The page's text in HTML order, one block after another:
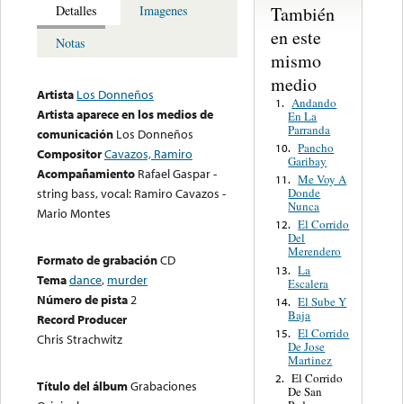
Detalles
Imagenes
Notas
Artista Los Donneños
Artista aparece en los medios de
comunicación Los Donneños
CompositorCavazos, Ramiro
Acompañamiento Rafael Gaspar -
string bass, vocal: Ramiro Cavazos -
Mario Montes
Formato de grabaciónCD
Temadance, murder
Número de pista2
Record Producer
Chris Strachwitz
Título del álbumGrabaciones
También
en este
mismo
medio
1. Andando
En La
Parranda
10. Pancho
Garibay
11. Me Voy A
Donde
Nunca
12. El Corrido
Del
Merendero
13. La
Escalera
14. El Sube Y
Baja
15. El Corrido
De Jose
Martinez
2. El Corrido
De San